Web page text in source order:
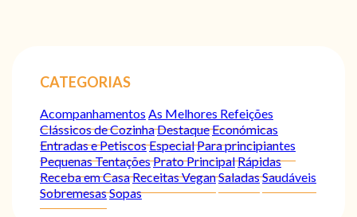
CATEGORIAS
Acompanhamentos As Melhores Refeições
Clássicos de CozinhaDestaqueEconómicas
Entradas e PetiscosEspecialPara principiantes
Pequenas TentaçõesPrato PrincipalRápidas
Receba em CasaReceitas VeganSaladasSaudáveis
SobremesasSopas